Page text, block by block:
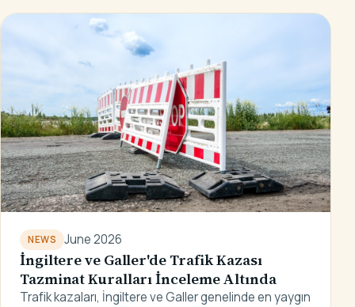
NEWS June 2026
İngiltere ve Galler'de Trafik Kazası
Tazminat Kuralları İnceleme Altında
Trafik kazaları, İngiltere ve Galler genelinde en yaygın